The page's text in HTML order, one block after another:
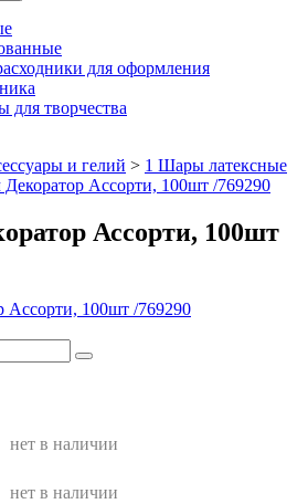
для оформления
для творчества
и гелий > 1 Шары латексные
Ассорти, 100шт /769290
Ассорти, 100шт
нет в наличии
нет в наличии